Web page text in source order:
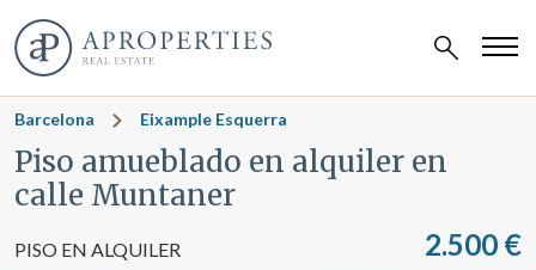
Barcelona Eixample Esquerra
Piso amueblado en alquiler en
calle Muntaner
PISO EN ALQUILER 2.500 €